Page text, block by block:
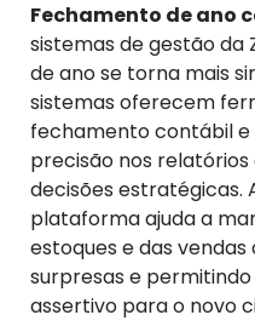
Fechamento deano
sistemas de gestão
de ano se torna mais
sistemas oferecem
fechamento contábil
precisão nos
decisões estratégicas.
plataforma ajuda a
estoques e das
surpresas e
assertivo para o novo